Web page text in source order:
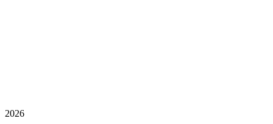
2026